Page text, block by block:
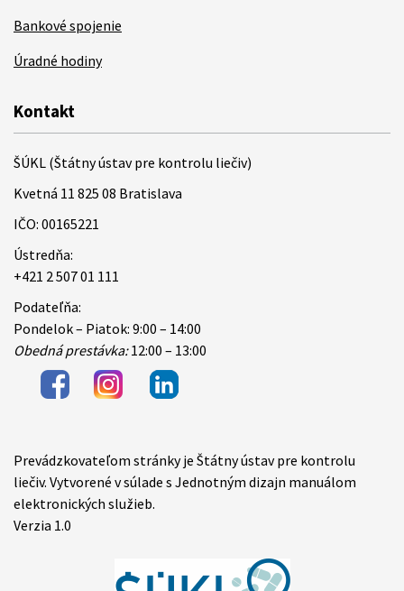
Bankové spojenie
Úradné hodiny
Kontakt
ŠÚKL (Štátny ústav pre kontrolu liečiv)
Kvetná 11 825 08 Bratislava
IČO: 00165221
Ústredňa:
+421 2 507 01 111
Podateľňa:
Pondelok – Piatok: 9:00 – 14:00
Obedná prestávka:12:00 – 13:00
Items
Prevádzkovateľom stránky je Štátny ústav pre kontrolu
liečiv. Vytvorené v súlade s Jednotným dizajn manuálom
elektronických služieb.
Verzia 1.0